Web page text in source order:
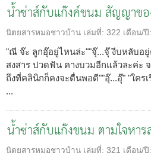
น้ำซ่าส์กับแก๊งค์ขนม สัญญาข
นิตยสารหมอชาวบ้าน เล่มที่: 322 เดือน/ปี:
"ณี จ๊ะ ลูกอุ๊อยู่ไหนล่ะ""จุ๊...จุ๊ งีบหลับอยู่
สงสาร ปวดฟัน คางบวมอีกแล้วละค่ะ
ถึงที่คลินิกก็คงจะตื่นพอดี""อุ๊...อุ๊" "ใครเ
...
น้ำซ่าส์กับแก๊งขนม ตามใจหา
นิตยสารหมอชาวบ้าน เล่มที่: 321 เดือน/ปี: